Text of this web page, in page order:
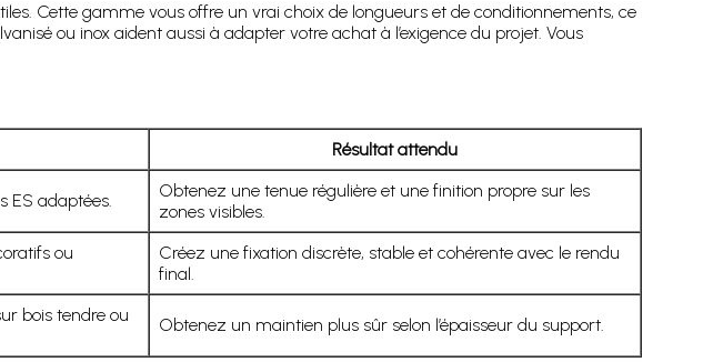
Cette gamme vous offre un vrai choix de longueurs et de conditionnements, ce
ou inox aident aussi à adapter votre achat à l’exigence du projet. Vous
Résultat attendu
ES adaptées.
Obtenez une tenue régulière et une finition propre sur les
zones visibles.
ou
Créez une fixation discrète, stable et cohérente avec le rendu
final.
bois tendre ou
Obtenez un maintien plus sûr selon l’épaisseur du support.